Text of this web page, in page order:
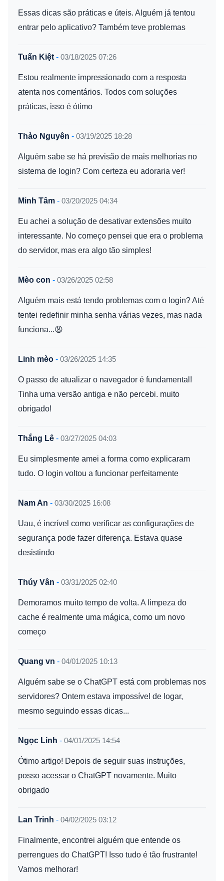
Essas dicas são práticas e úteis. Alguém já tentou
entrar pelo aplicativo? Também teve problemas
Tuấn Kiệt - 03/18/2025 07:26
Estou realmente impressionado com a resposta
atenta nos comentários. Todos com soluções
práticas, isso é ótimo
Thảo Nguyên - 03/19/2025 18:28
Alguém sabe se há previsão de mais melhorias no
sistema de login? Com certeza eu adoraria ver!
Minh Tâm - 03/20/2025 04:34
Eu achei a solução de desativar extensões muito
interessante. No começo pensei que era o problema
do servidor, mas era algo tão simples!
Mèo con - 03/26/2025 02:58
Alguém mais está tendo problemas com o login? Até
tentei redefinir minha senha várias vezes, mas nada
funciona...😩
Linh mèo - 03/26/2025 14:35
O passo de atualizar o navegador é fundamental!
Tinha uma versão antiga e não percebi. muito
obrigado!
Thắng Lê - 03/27/2025 04:03
Eu simplesmente amei a forma como explicaram
tudo. O login voltou a funcionar perfeitamente
Nam An - 03/30/2025 16:08
Uau, é incrível como verificar as configurações de
segurança pode fazer diferença. Estava quase
desistindo
Thúy Vân - 03/31/2025 02:40
Demoramos muito tempo de volta. A limpeza do
cache é realmente uma mágica, como um novo
começo
Quang vn - 04/01/2025 10:13
Alguém sabe se o ChatGPT está com problemas nos
servidores? Ontem estava impossível de logar,
mesmo seguindo essas dicas...
Ngọc Linh - 04/01/2025 14:54
Ótimo artigo! Depois de seguir suas instruções,
posso acessar o ChatGPT novamente. Muito
obrigado
Lan Trinh - 04/02/2025 03:12
Finalmente, encontrei alguém que entende os
perrengues do ChatGPT! Isso tudo é tão frustrante!
Vamos melhorar!